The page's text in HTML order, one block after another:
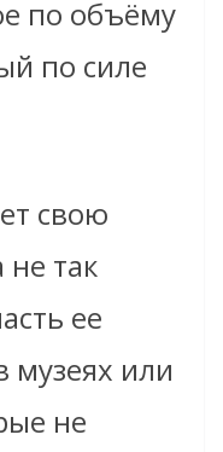
по объёму
по силе
свою
так
ее
музеях или
не